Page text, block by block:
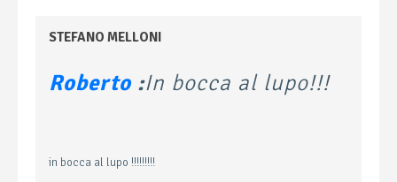
STEFANO MELLONI
Roberto :In bocca al lupo!!!
in bocca al lupo !!!!!!!!!